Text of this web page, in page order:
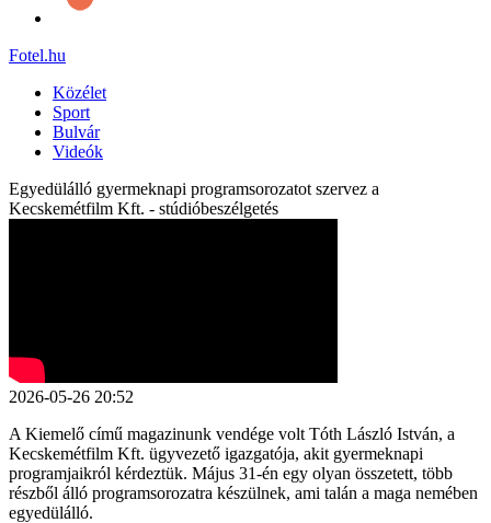
Fotel.hu
Közélet
Sport
Bulvár
Videók
Egyedülálló gyermeknapi programsorozatot szervez a
Kecskemétfilm Kft. - stúdióbeszélgetés
2026-05-26 20:52
A Kiemelő című magazinunk vendége volt Tóth László István, a
Kecskemétfilm Kft. ügyvezető igazgatója, akit gyermeknapi
programjaikról kérdeztük. Május 31-én egy olyan összetett, több
részből álló programsorozatra készülnek, ami talán a maga nemében
egyedülálló.